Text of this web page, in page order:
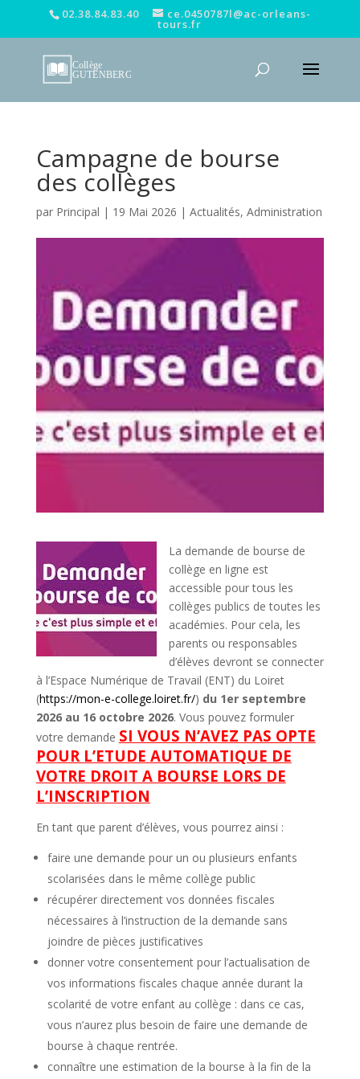
02.38.84.83.40 ce.0450787l@ac-orleans-
tours.fr
Campagne de bourse
des collèges
par Principal | 19 Mai 2026 | Actualités, Administration
La demande de bourse de
collège en ligne est
accessible pour tous les
collèges publics de toutes les
académies. Pour cela, les
parents ou responsables
d’élèves devront se connecter
à l’Espace Numérique de Travail (ENT) du Loiret
(https://mon-e-college.loiret.fr/) du 1er septembre
2026 au 16 octobre 2026. Vous pouvez formuler
votre demande SI VOUS N’AVEZ PAS OPTE
POUR L’ETUDE AUTOMATIQUE DE
VOTRE DROIT A BOURSE LORS DE
L’INSCRIPTION
En tant que parent d’élèves, vous pourrez ainsi :
faire une demande pour un ou plusieurs enfants
scolarisées dans le même collège public
récupérer directement vos données fiscales
nécessaires à l’instruction de la demande sans
joindre de pièces justificatives
donner votre consentement pour l’actualisation de
vos informations fiscales chaque année durant la
scolarité de votre enfant au collège : dans ce cas,
vous n’aurez plus besoin de faire une demande de
bourse à chaque rentrée.
connaître une estimation de la bourse à la fin de la